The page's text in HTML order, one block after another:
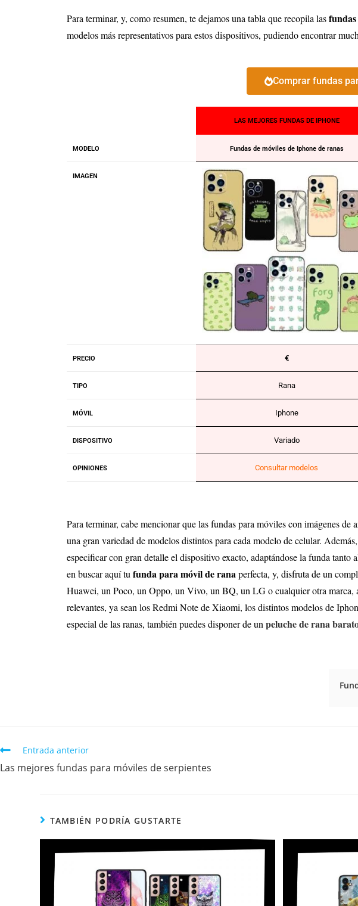
Para terminar, y, como resumen, te dejamos una tabla que recopila las
modelos más representativos para estos dispositivos, pudiendo encontrar
Comprar fundas
LAS MEJORES FUNDAS DE IPHONE
MODELO Fundas de móviles de Iphone de ranas
IMAGEN
PRECIO €
TIPO Rana
MÓVIL Iphone
DISPOSITIVO Variado
OPINIONES Consultar modelos
Para terminar, cabe mencionar que las fundas para móviles con imágenes
una gran variedad de modelos distintos para cada modelo de celular.
especificar con gran detalle el dispositivo exacto, adaptándose la funda
en buscar aquí tu funda para móvil de rana perfecta, y, disfruta de un
Huawei, un Poco, un Oppo, un Vivo, un BQ, un LG o cualquier otra marca,
relevantes, ya sean los Redmi Note de Xiaomi, los distintos modelos de
especial de las ranas, también puedes disponer de un peluche de rana
Entrada anterior
Las mejores fundas para móviles de serpientes
TAMBIÉN PODRÍA GUSTARTE